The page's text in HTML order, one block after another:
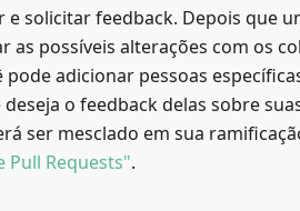
e solicitar feedback. Depois que
as possíveis alterações com os
pode adicionar pessoas
o feedback delas sobre
ser mesclado em sua
Pull Requests".